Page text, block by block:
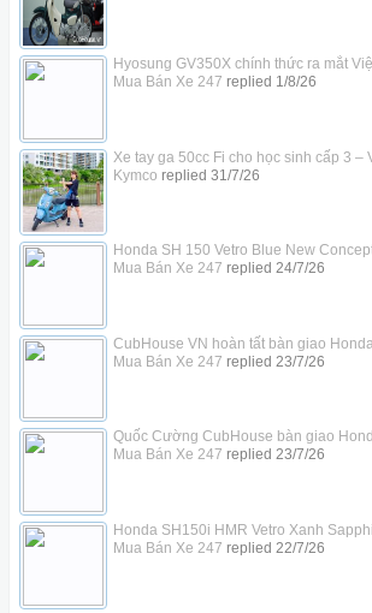
Hyosung GV350X chính thức ra mắt
Mua Bán Xe 247 replied 1/8/26
Xe tay ga 50cc Fi cho học sinh cấp 3 –
Kymco replied 31/7/26
Honda SH 150 Vetro Blue New
Mua Bán Xe 247 replied 24/7/26
CubHouse VN hoàn tất bàn giao
Mua Bán Xe 247 replied 23/7/26
Quốc Cường CubHouse bàn giao
Mua Bán Xe 247 replied 23/7/26
Honda SH150i HMR Vetro Xanh
Mua Bán Xe 247 replied 22/7/26